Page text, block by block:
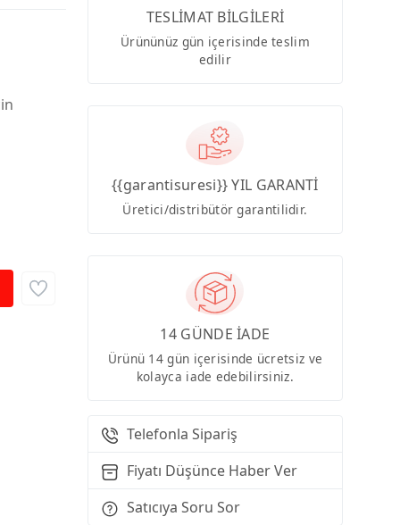
TESLİMAT BİLGİLERİ
Ürününüz gün içerisinde teslim
edilir
{{garantisuresi}} YIL GARANTİ
Üretici/distribütör garantilidir.
14 GÜNDE İADE
Ürünü 14 gün içerisinde ücretsiz ve
kolayca iade edebilirsiniz.
Telefonla Sipariş
Fiyatı Düşünce Haber Ver
Satıcıya Soru Sor